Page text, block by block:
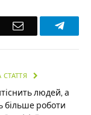
Email
людей, а
більше роботи